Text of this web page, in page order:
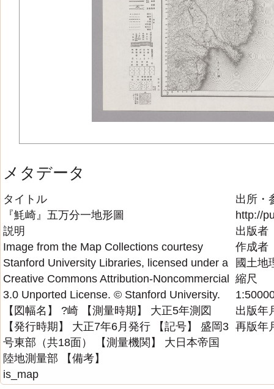
メタデータ
タイトル
『魹崎』五万分一地形圖
説明
Image from the Map Collections courtesy
Stanford University Libraries, licensed under a
Creative Commons Attribution-Noncommercial
3.0 Unported License. © Stanford University.
【図幅名】 ?崎 【測量時期】 大正5年測図
【発行時期】 大正7年6月発行 【記号】 盛岡3
号東部（共18面） 【測量機関】 大日本帝国
陸地測量部 【備考】
is_map
出所・
http://
出版者
作成者
國土地
縮尺
出版年
再版年